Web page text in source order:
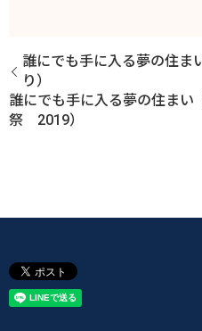
誰にでも手に入る夢の住ま
り）
誰にでも手に入る夢の住まい
祭 2019）